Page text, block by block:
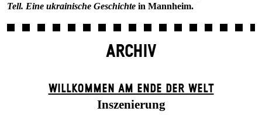
Tell. Eine ukrainische Geschichte in Mannheim.
ARCHIV
WILLKOMMEN AM ENDE DER WELT
Inszenierung